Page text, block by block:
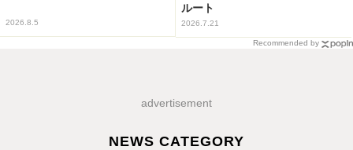
2026.8.5
ルート
2026.7.21
Recommended by
advertisement
NEWS CATEGORY